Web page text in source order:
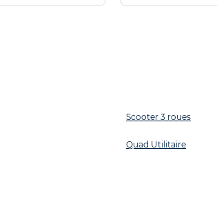
Scooter 3 roues
Quad Utilitaire